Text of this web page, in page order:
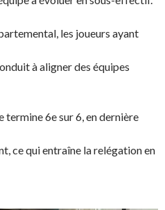
les joueurs ayant
à aligner des équipes
termine 6e sur 6, en dernière
ce qui entraîne la relégation en